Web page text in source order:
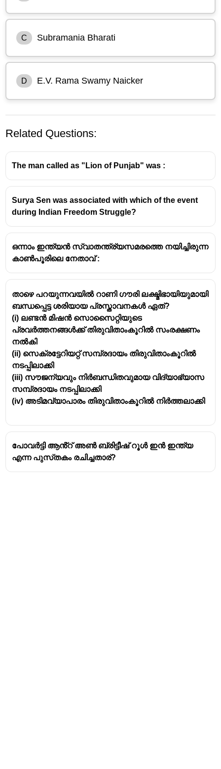
C Subramania Bharati
D E.V. Rama Swamy Naicker
Related Questions:
The man called as "Lion of Punjab" was :
Surya Sen was associated with which of the event
during Indian Freedom Struggle?
ഒന്നാം ഇന്ത്യൻ സ്വാതന്ത്ര്യസമരത്തെ നയിച്ചിരുന്ന
കാൺപൂരിലെ നേതാവ് :
താഴെ പറയുന്നവയിൽ റാണി ഗൗരി ലക്ഷ്മിഭായിയുമായി
ബന്ധപ്പെട്ട ശരിയായ പ്രസ്താവനകൾ ഏത്?
(i) ലണ്ടൻ മിഷൻ സൊസൈറ്റിയുടെ
പ്രവർത്തനങ്ങൾക്ക് തിരുവിതാംകൂറിൽ സംരക്ഷണം
നൽകി
(ii) സെക്രട്ടേറിയറ്റ് സമ്പ്രദായം തിരുവിതാംകൂറിൽ
നടപ്പിലാക്കി
(iii) സൗജന്യവും നിർബന്ധിതവുമായ വിദ്യാഭ്യാസ
സമ്പ്രദായം നടപ്പിലാക്കി
(iv) അടിമവ്യാപാരം തിരുവിതാംകൂറിൽ നിർത്തലാക്കി
പോവർട്ടി ആൻ്റ് അൺ ബ്രിട്ടീഷ് റൂൾ ഇൻ ഇന്ത്യ
എന്ന പുസ്‌തകം രചിച്ചതാര്?